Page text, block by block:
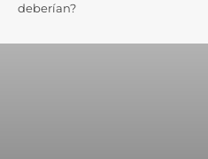
deberían?